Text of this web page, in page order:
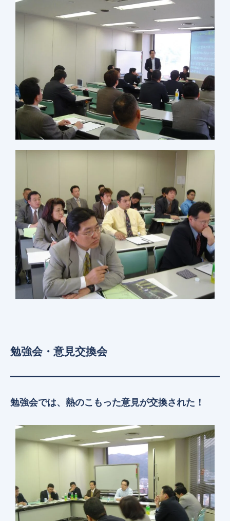
勉強会・意見交換会
勉強会では、熱のこもった意見が交換された！